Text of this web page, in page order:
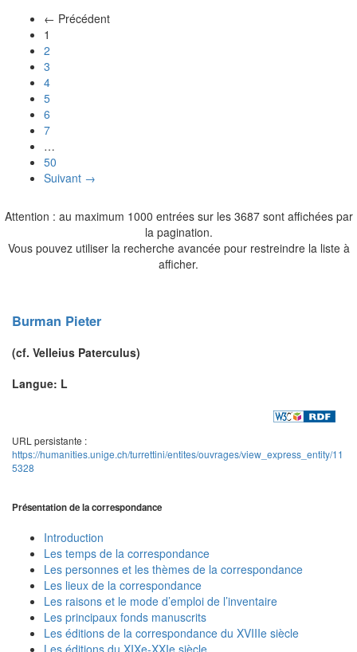
← Précédent
1
2
3
4
5
6
7
…
50
Suivant →
Attention : au maximum 1000 entrées sur les 3687 sont affichées par
la pagination.
Vous pouvez utiliser la recherche avancée pour restreindre la liste à
afficher.
Burman Pieter
(cf. Velleius Paterculus)
Langue: L
URL persistante :
https://humanities.unige.ch/turrettini/entites/ouvrages/view_express_entity/11
5328
Présentation de la correspondance
Introduction
Les temps de la correspondance
Les personnes et les thèmes de la correspondance
Les lieux de la correspondance
Les raisons et le mode d’emploi de l’inventaire
Les principaux fonds manuscrits
Les éditions de la correspondance du XVIIIe siècle